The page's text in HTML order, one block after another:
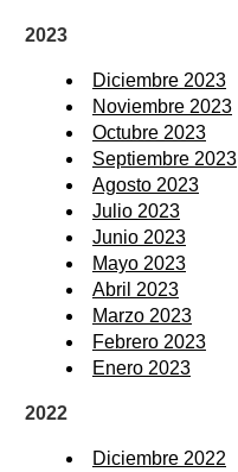
2023
Diciembre 2023
Noviembre 2023
Octubre 2023
Septiembre 2023
Agosto 2023
Julio 2023
Junio 2023
Mayo 2023
Abril 2023
Marzo 2023
Febrero 2023
Enero 2023
2022
Diciembre 2022